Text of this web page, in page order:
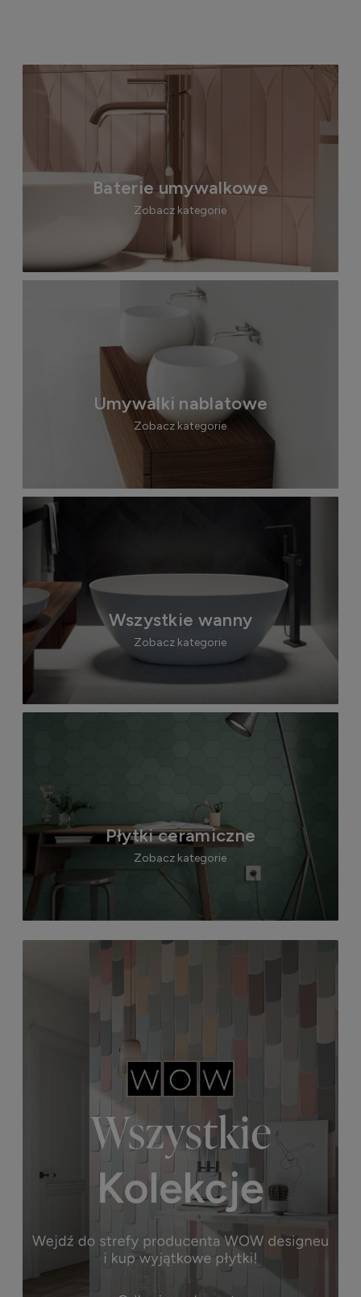
Baterie umywalkowe
Zobacz kategorie
Umywalki nablatowe
Zobacz kategorie
Wszystkie wanny
Zobacz kategorie
Płytki ceramiczne
Zobacz kategorie